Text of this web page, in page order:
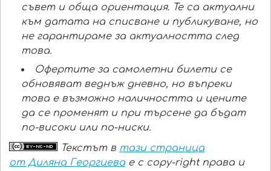
съвет и обща ориентация. Те са актуални
към датата на списване и публикуване, но
не гарантираме за актуалността след
това.
Офертите за самолетни билети се
обновяват веднъж дневно, но въпреки
това е възможно наличността и цените
да се променят и при търсене да бъдат
по-високи или по-ниски.
Текстът в тази страница
от Диляна Георгиева е с copy-right права и